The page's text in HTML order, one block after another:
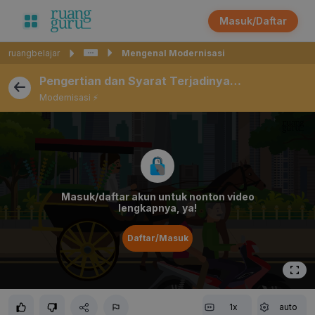
Masuk/Daftar
ruangbelajar Mengenal Modernisasi
Pengertian dan Syarat Terjadinya
Modernisasi
Modernisasi ⚡️
Masuk/daftar akun untuk nonton video
lengkapnya, ya!
Daftar/Masuk
1x auto